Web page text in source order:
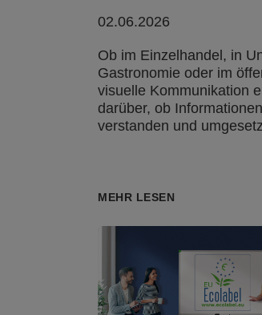
02.06.2026
Ob im Einzelhandel, in
Gastronomie oder im
visuelle Kommunikation
darüber, ob
verstanden und
MEHR LESEN